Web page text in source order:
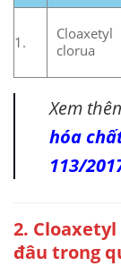
1.
Cloaxetyl
clorua
Xem
hóa
113/
2.
đâu trong